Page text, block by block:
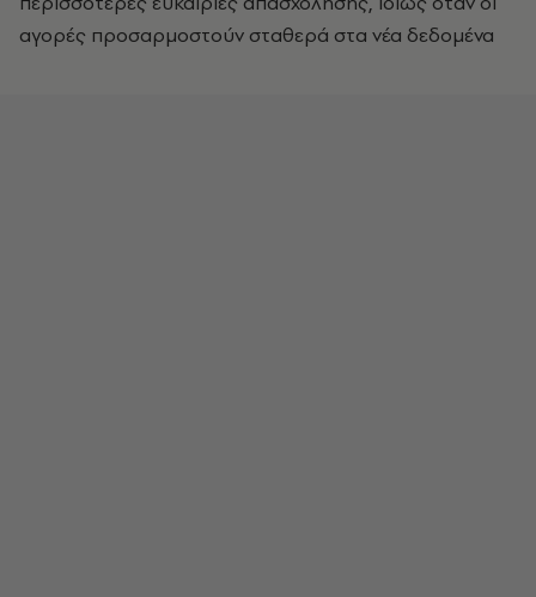
αγορές προσαρμοστούν σταθερά στα νέα δεδομένα